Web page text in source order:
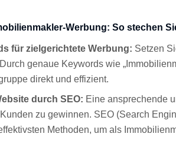
Werbung: So stechen
für zielgerichtete Werbung: Setzen
genaue Keywords wie
direkt und effizient.
durch SEO: Eine ansprechende
zu gewinnen. SEO (Search
Methoden, um als